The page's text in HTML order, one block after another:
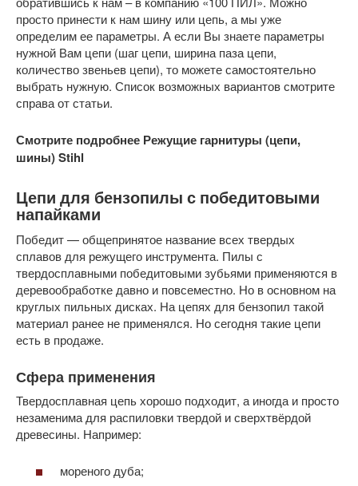
просто принести к нам шину или цепь, а мы уже
определим ее параметры. А если Вы знаете параметры
нужной Вам цепи (шаг цепи, ширина паза цепи,
количество звеньев цепи), то можете самостоятельно
выбрать нужную. Список возможных вариантов смотрите
справа от статьи.
Смотрите подробнее Режущие гарнитуры (цепи,
шины) Stihl
Цепи для бензопилы с победитовыми
напайками
Победит — общепринятое название всех твердых
сплавов для режущего инструмента. Пилы с
твердосплавными победитовыми зубьями применяются в
деревообработке давно и повсеместно. Но в основном на
круглых пильных дисках. На цепях для бензопил такой
материал ранее не применялся. Но сегодня такие цепи
есть в продаже.
Сфера применения
Твердосплавная цепь хорошо подходит, а иногда и просто
незаменима для распиловки твердой и сверхтвёрдой
древесины. Например:
мореного дуба;